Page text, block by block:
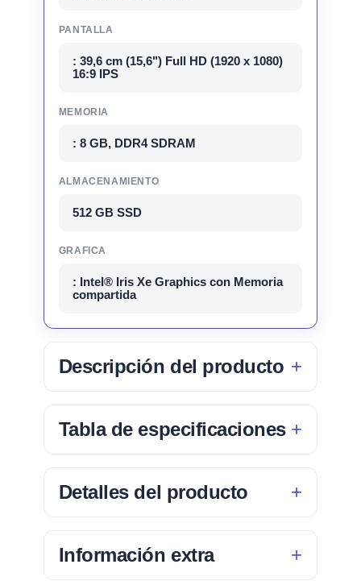
PANTALLA
: 39,6 cm (15,6") Full HD (1920 x 1080)
16:9 IPS
MEMORIA
: 8 GB, DDR4 SDRAM
ALMACENAMIENTO
512 GB SSD
GRAFICA
: Intel® Iris Xe Graphics con Memoria
compartida
Descripción del producto
Tabla de especificaciones
Detalles del producto
Información extra